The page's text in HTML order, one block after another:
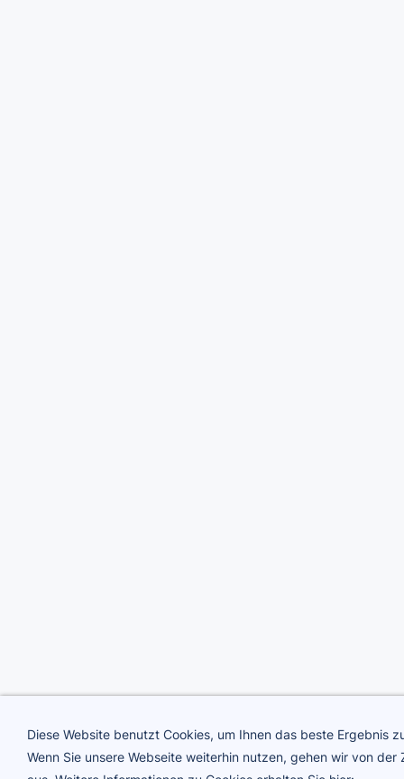
Diese Website benutzt Cookies, um Ihnen das beste Ergebnis
Wenn Sie unsere Webseite weiterhin nutzen, gehen wir von der